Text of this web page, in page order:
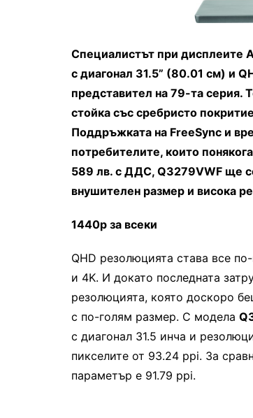
Специалистът при дисплеите
с диагонал 31.5” (80.01 см) и
представител на 79-та серия.
стойка със сребристо
Поддръжката на FreeSync и
потребителите, които
589 лв. с ДДС, Q3279VWF ще
внушителен размер и висока
1440p за всеки
QHD резолюцията става все
и 4K. И докато последната
резолюцията, която доскоро
с по-голям размер. С модела
с диагонал 31.5 инча и
пикселите от 93.24 ppi. За
параметър е 91.79 ppi.